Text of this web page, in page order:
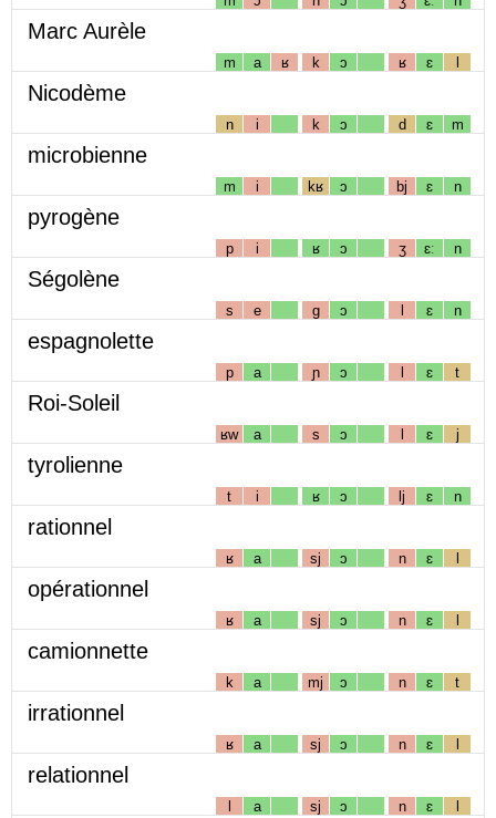
Marc Aurèle
m a ʁ k ɔ ʁ ɛ l
Nicodème
n i k ɔ d ɛ m
microbienne
m i kʁ ɔ bj ɛ n
pyrogène
p i ʁ ɔ ʒ ɛː n
Ségolène
s e g ɔ l ɛ n
espagnolette
p a ɲ ɔ l ɛ t
Roi-Soleil
ʁw a s ɔ l ɛ j
tyrolienne
t i ʁ ɔ lj ɛ n
rationnel
ʁ a sj ɔ n ɛ l
opérationnel
ʁ a sj ɔ n ɛ l
camionnette
k a mj ɔ n ɛ t
irrationnel
ʁ a sj ɔ n ɛ l
relationnel
l a sj ɔ n ɛ l